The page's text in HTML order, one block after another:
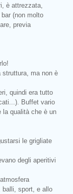
è attrezzata,
(non molto
previa
struttura, ma non è
quindi era tutto
Buffet vario
la qualità che è un
le grigliate
degli aperitivi
balli, sport, e allo